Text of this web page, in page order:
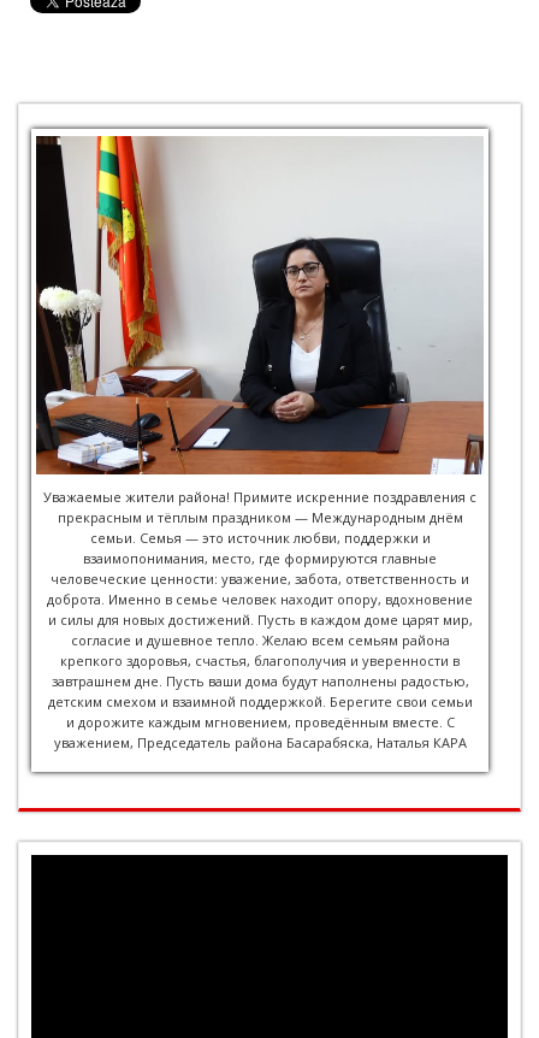
Уважаемые жители района! Примите искренние поздравления с
прекрасным и тёплым праздником — Международным днём
семьи. Семья — это источник любви, поддержки и
взаимопонимания, место, где формируются главные
человеческие ценности: уважение, забота, ответственность и
доброта. Именно в семье человек находит опору, вдохновение
и силы для новых достижений. Пусть в каждом доме царят мир,
согласие и душевное тепло. Желаю всем семьям района
крепкого здоровья, счастья, благополучия и уверенности в
завтрашнем дне. Пусть ваши дома будут наполнены радостью,
детским смехом и взаимной поддержкой. Берегите свои семьи
и дорожите каждым мгновением, проведённым вместе. С
уважением, Председатель района Басарабяска, Наталья КАРА